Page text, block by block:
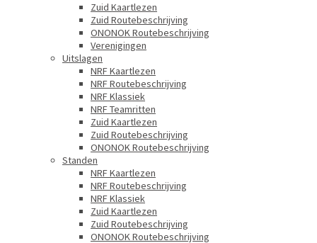
Zuid Kaartlezen
Zuid Routebeschrijving
ONONOK Routebeschrijving
Verenigingen
Uitslagen
NRF Kaartlezen
NRF Routebeschrijving
NRF Klassiek
NRF Teamritten
Zuid Kaartlezen
Zuid Routebeschrijving
ONONOK Routebeschrijving
Standen
NRF Kaartlezen
NRF Routebeschrijving
NRF Klassiek
Zuid Kaartlezen
Zuid Routebeschrijving
ONONOK Routebeschrijving